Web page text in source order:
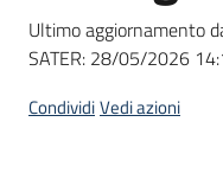
Ultimo aggiornamento
SATER: 28/05/2026
CondividiVedi azioni